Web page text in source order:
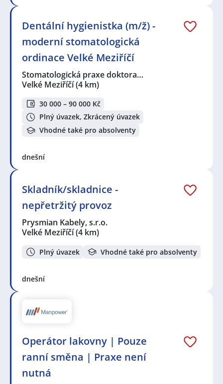
Dentální hygienistka (m/ž) -
moderní stomatologická
ordinace Velké Meziříčí
Stomatologická praxe doktora…
Velké Meziříčí(4 km)
30 000 – 90 000 Kč
Plný úvazek, Zkrácený úvazek
Vhodné také pro absolventy
dnešní
Skladník/skladnice -
nepřetržitý provoz
Prysmian Kabely, s.r.o.
Velké Meziříčí(4 km)
Plný úvazek Vhodné také pro absolventy
dnešní
Operátor lakovny | Pouze
ranní směna | Praxe není
nutná